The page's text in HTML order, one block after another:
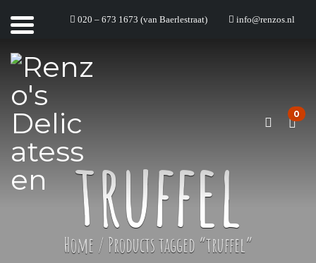
info@renzos.nl
020 – 673 1673 (van Baerlestraat)
0
truffel
Home / Products tagged “truffel”